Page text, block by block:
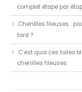
complet étape par
Chenilles fileuses :
tard ?
C’est quoi ces toiles
chenilles fileuses